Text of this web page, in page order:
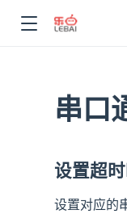
串口
设置超
设置对应的